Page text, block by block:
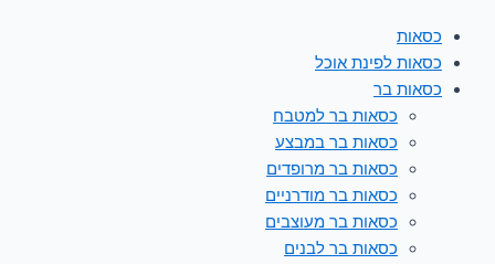
כסאות
כסאות לפינת אוכל
כסאות בר
כסאות בר למטבח
כסאות בר במבצע
כסאות בר מרופדים
כסאות בר מודרניים
כסאות בר מעוצבים
כסאות בר לבנים